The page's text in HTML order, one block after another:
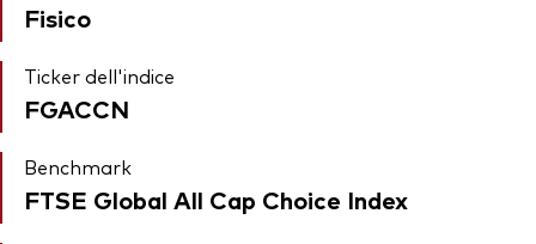
Fisico
Ticker dell'indice
FGACCN
Benchmark
FTSE Global All Cap Choice Index